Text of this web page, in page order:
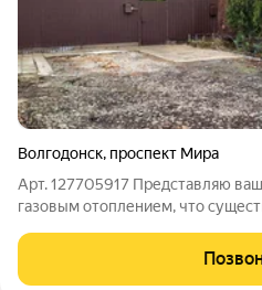
Волгодонск, проспект Мира
Арт. 127705917 Представляю
газовым отоплением, что
Дом в котором будет ваш
сотка земли под вашу террасу или